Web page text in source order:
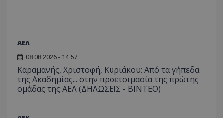
ΑΕΛ
08.08.2026 - 14:57
Καραμανής, Χριστοφή, Κυριάκου: Από τα γήπεδα
της Ακαδημίας... στην προετοιμασία της πρώτης
ομάδας της ΑΕΛ (ΔΗΛΩΣΕΙΣ - ΒΙΝΤΕΟ)